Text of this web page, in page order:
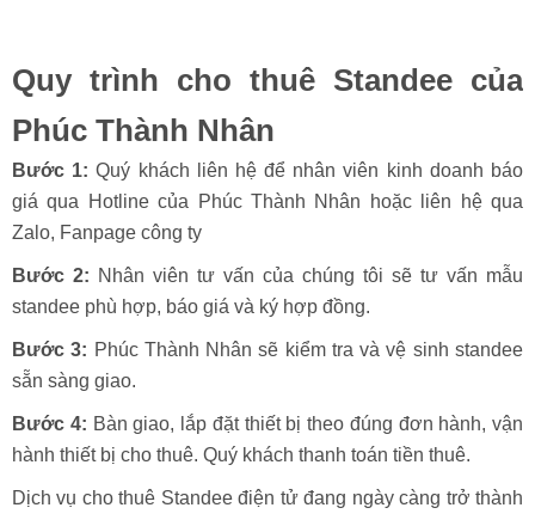
Quy trình cho thuê Standee của
Phúc Thành Nhân
Bước 1: Quý khách liên hệ để nhân viên kinh doanh báo
giá qua Hotline của Phúc Thành Nhân hoặc liên hệ qua
Zalo, Fanpage công ty
Bước 2: Nhân viên tư vấn của chúng tôi sẽ tư vấn mẫu
standee phù hợp, báo giá và ký hợp đồng.
Bước 3: Phúc Thành Nhân sẽ kiểm tra và vệ sinh standee
sẵn sàng giao.
Bước 4: Bàn giao, lắp đặt thiết bị theo đúng đơn hành, vận
hành thiết bị cho thuê. Quý khách thanh toán tiền thuê.
Dịch vụ cho thuê Standee điện tử đang ngày càng trở thành